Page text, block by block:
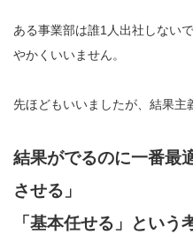
ある事業部は誰1人出社しない
やかくいいません。
先ほどもいいましたが、結果主
結果がでるのに一番最
させる」
「基本任せる」という